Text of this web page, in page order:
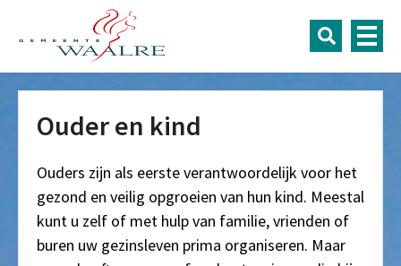
Ouder en kind
Ouders zijn als eerste verantwoordelijk voor het
gezond en veilig opgroeien van hun kind. Meestal
kunt u zelf of met hulp van familie, vrienden of
buren uw gezinsleven prima organiseren. Maar